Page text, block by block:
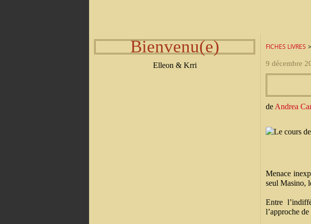
Bienvenu(e)
Elleon & Krri
FICHES LIVRES >
9 décembre
de Andrea
Menace
seul Masino,
Entre
l’approche